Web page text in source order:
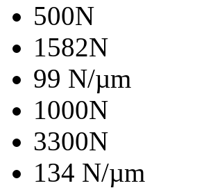
500N
1582N
99 N/µm
1000N
3300N
134 N/µm